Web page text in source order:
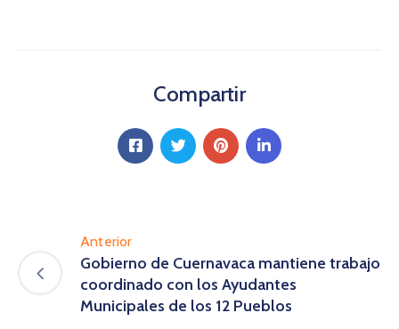
Compartir
Anterior
Gobierno de Cuernavaca mantiene trabajo
coordinado con los Ayudantes
Municipales de los 12 Pueblos